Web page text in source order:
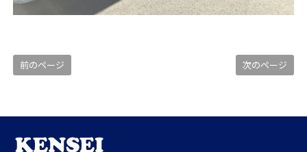
前のページ 次のページ